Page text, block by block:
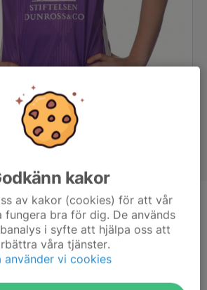
-
14 år
kakor
av kakor (cookies) för att vår
fungera bra för dig. De används
i syfte att hjälpa oss att
våra tjänster.
använder vi cookies